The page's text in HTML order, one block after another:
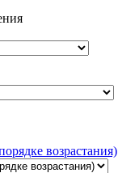
возрастания)